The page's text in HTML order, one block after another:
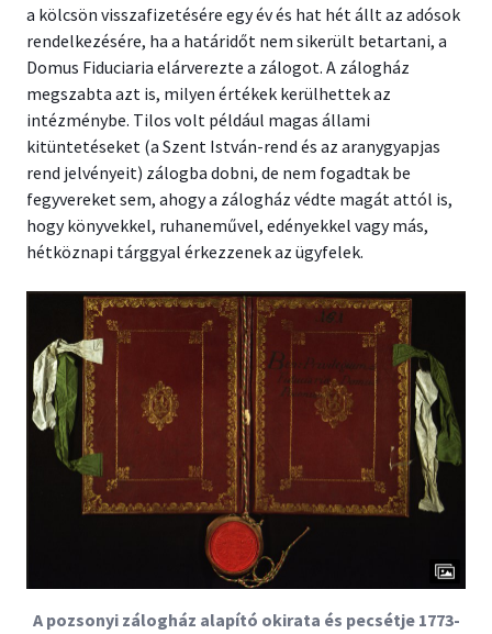
a kölcsön visszafizetésére egy év és hat hét állt az adósok
rendelkezésére, ha a határidőt nem sikerült betartani, a
Domus Fiduciaria elárverezte a zálogot. A zálogház
megszabta azt is, milyen értékek kerülhettek az
intézménybe. Tilos volt például magas állami
kitüntetéseket (a Szent István-rend és az aranygyapjas
rend jelvényeit) zálogba dobni, de nem fogadtak be
fegyvereket sem, ahogy a zálogház védte magát attól is,
hogy könyvekkel, ruhaneművel, edényekkel vagy más,
hétköznapi tárggyal érkezzenek az ügyfelek.
A pozsonyi zálogház alapító okirata és pecsétje 1773-